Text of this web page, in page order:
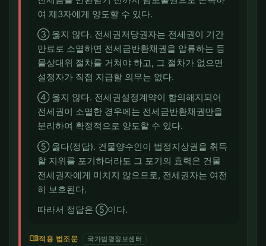
여 제3자에게 양도할 수 있다.
③ 옳지 않다. 전세권저당권자는 전세권이 기간
만료로 소멸하면 전세금반환채권을 압류하는 등
물상대위 절차를 거쳐야 하고, 그 절차가 없으면
설정자가 직접 지급할 의무는 없다.
④ 옳지 않다. 전세권설정계약이 합의해지되어
전세권이 소멸한 경우에는 전세금반환채권만을
분리하여 확정적으로 양도할 수 있다.
⑤ 옳다(정답). 건물양수인이 법정지상권을 취득
할 지위를 포기하더라도 그 포기의 효력은 건물
전세권자에게 미치지 않으므로, 전세권자는 여전
히 보호된다.
따라서 정답은 ⑤이다.
menu_book적용 법조문 국가법령정보센터